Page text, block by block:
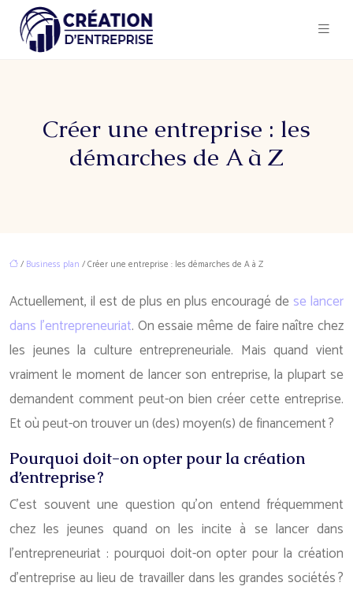
Créer une entreprise : les
démarches de A à Z
/ Business plan / Créer une entreprise : les démarches de A à Z
Actuellement, il est de plus en plus encouragé de se lancer
dans l’entrepreneuriat. On essaie même de faire naître chez
les jeunes la culture entrepreneuriale. Mais quand vient
vraiment le moment de lancer son entreprise, la plupart se
demandent comment peut-on bien créer cette entreprise.
Et où peut-on trouver un (des) moyen(s) de financement ?
Pourquoi doit-on opter pour la création
d’entreprise ?
C’est souvent une question qu’on entend fréquemment
chez les jeunes quand on les incite à se lancer dans
l’entrepreneuriat : pourquoi doit-on opter pour la création
d’entreprise au lieu de travailler dans les grandes sociétés ?